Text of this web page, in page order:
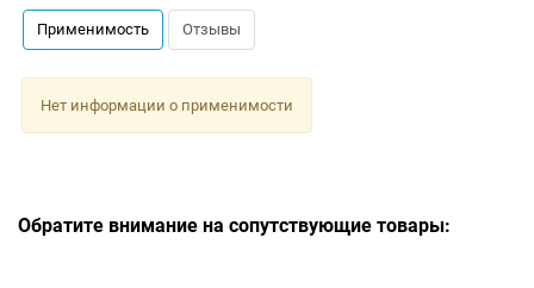
Применимость Отзывы
Нет информации о применимости
Обратите внимание на сопутствующие товары: